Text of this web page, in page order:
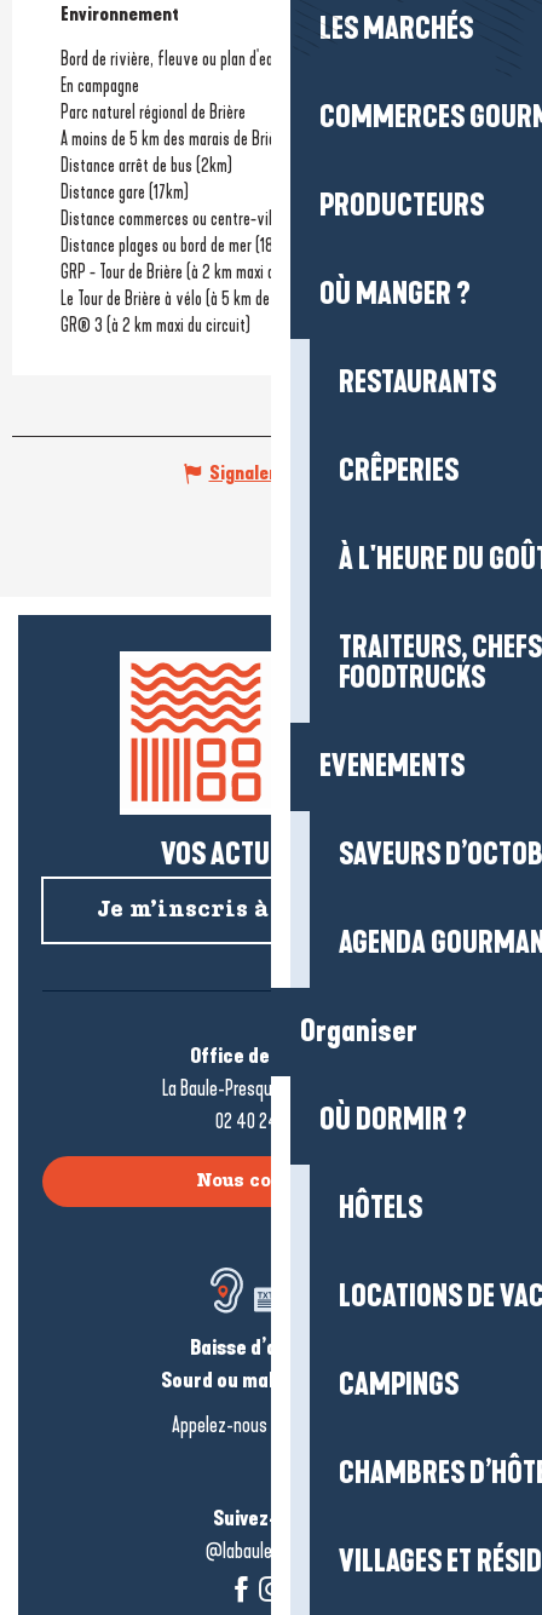
LES MARCHÉS
COMMERCES
PRODUCTEURS
OÙ MANGER ?
RESTAURANTS
CRÊPERIES
À L'HEURE DU
TRAITEURS,
FOODTRUCKS
EVENEMENTS
SAVEURS
AGENDA
Organiser
OÙ DORMIR ?
HÔTELS
LOCATIONS DE
CAMPINGS
CHAMBRES
VILLAGES ET
Environnement
Environnement
Bord de rivière, fleuve ou plan d'eau
En campagne
Parc naturel régional de Brière
A moins de 5 km des marais de Brière
Distance arrêt de bus (2km)
Distance gare (17km)
Distance commerces ou centre-ville
Distance plages ou bord de mer(18km)
GRP - Tour de Brière (à 2 km maxi du circuit)
Le Tour de Brière à vélo (à 5 km de l'itinéraire)
GR® 3 (à 2 km maxi du circuit)
Signaler une erreur
VOS ACTUS SALÉES !
Je m’inscris à la newsletter
Office de tourisme
La Baule-Presqu’île de Guérande
02 40 24 34 44
Nous contacter
Baisse d’audition ?
Sourd ou malentendant ?
Appelez-nous en
Suivez-nous !
@labauleguérande